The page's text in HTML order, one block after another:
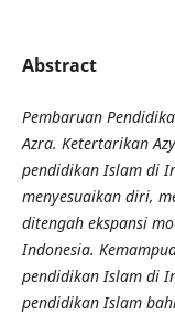
Abstract
Pembaruan
Azra. Ketertarikan
pendidikan Islam di
menyesuaikan diri,
ditengah ekspansi
Indonesia.
pendidikan Islam di
pendidikan Islam